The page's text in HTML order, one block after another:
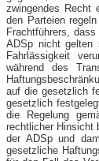
zwingendes Recht
den Parteien
Frachtführers,
ADSp nicht gelten
Fahrlässigkeit
während des
auf die gesetzlich
gesetzlich
die Regelung
rechtlicher Hinsicht
der ADSp und
gesetzliche